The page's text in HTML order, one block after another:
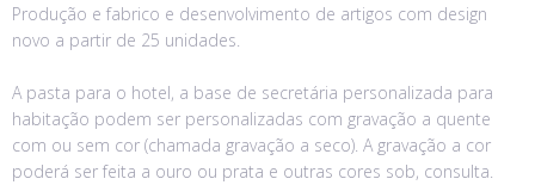
Produção e fabrico e desenvolvimento de artigos com design
novo a partir de 25 unidades.
A pasta para o hotel, a base de secretária personalizada para
habitação podem ser personalizadas com gravação a quente
com ou sem cor (chamada gravação a seco). A gravação a cor
poderá ser feita a ouro ou prata e outras cores sob, consulta.